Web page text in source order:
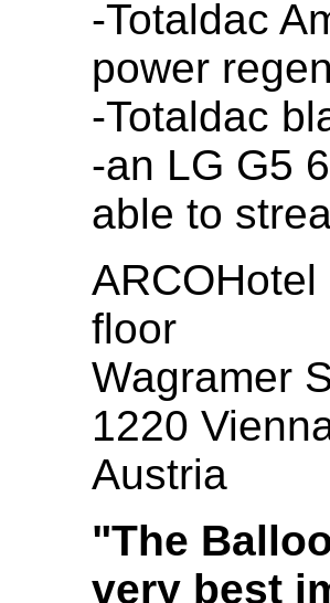
-Totaldac
power
-Totaldac
-an LG G5
able to
floor
Wagramer
1220
Austria
"The
very best